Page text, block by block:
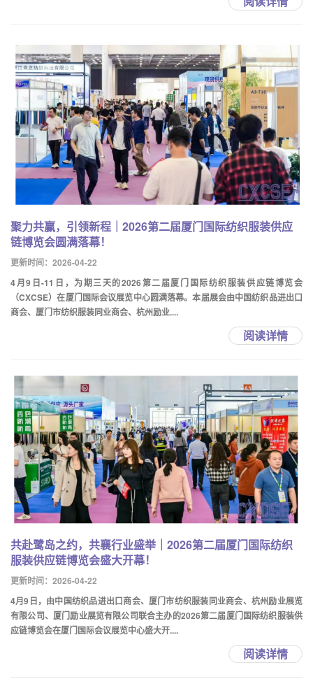
聚力共赢，引领新程｜2026第二届厦门国际纺织服装供应
链博览会圆满落幕！
更新时间：2026-04-22
4月9日-11日，为期三天的2026第二届厦门国际纺织服装供应链博览会
（CXCSE）在厦门国际会议展览中心圆满落幕。本届展会由中国纺织品进出口
商会、厦门市纺织服装同业商会、杭州励业....
阅读详情
共赴鹭岛之约，共襄行业盛举｜2026第二届厦门国际纺织
服装供应链博览会盛大开幕！
更新时间：2026-04-22
4月9日，由中国纺织品进出口商会、厦门市纺织服装同业商会、杭州励业展览
有限公司、厦门励业展览有限公司联合主办的2026第二届厦门国际纺织服装供
应链博览会在厦门国际会议展览中心盛大开....
阅读详情